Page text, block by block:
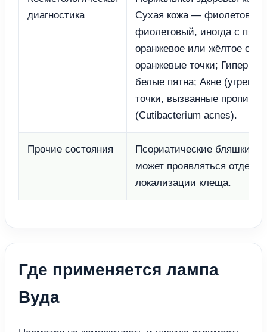
диагностика
Сухая кожа —
фиолетовый, иногда с
оранжевое или жёлтое
оранжевые точки;
белые пятна; Акне
точки, вызванные
(Cutibacterium acnes).
Прочие состояния
Псориатические бляшки —
может проявляться
локализации клеща.
Где применяется лампа
Вуда